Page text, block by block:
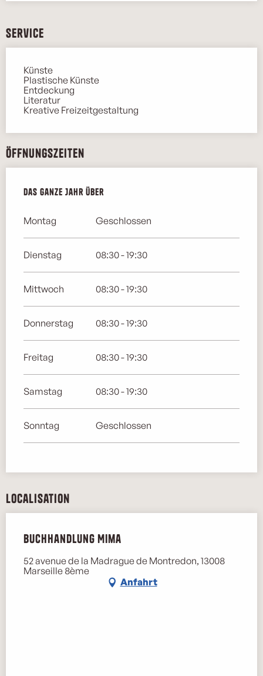
Service
Künste
Plastische Künste
Entdeckung
Literatur
Kreative Freizeitgestaltung
Öffnungszeiten
Das ganze Jahr über
Das ganze Jahr über
Montag Geschlossen
Dienstag 08:30 - 19:30
Mittwoch 08:30 - 19:30
Donnerstag 08:30 - 19:30
Freitag 08:30 - 19:30
Samstag 08:30 - 19:30
Sonntag Geschlossen
Localisation
Buchhandlung Mima
52 avenue de la Madrague de Montredon, 13008
Marseille 8ème
Anfahrt